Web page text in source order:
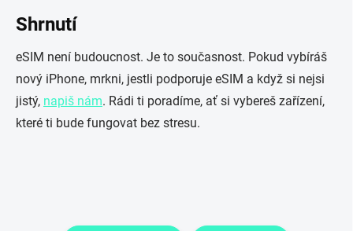
Shrnutí
eSIM není budoucnost. Je to současnost. Pokud vybíráš
nový iPhone, mrkni, jestli podporuje eSIM a když si nejsi
jistý, napiš nám. Rádi ti poradíme, ať si vybereš zařízení,
které ti bude fungovat bez stresu.